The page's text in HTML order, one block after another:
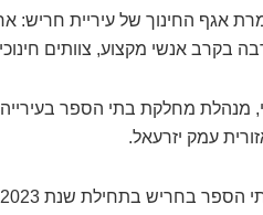
אגף החינוך של עיריית חריש:
בקרב אנשי מקצוע, צוותים
מנהלת מחלקת בתי הספר
עמק יזרעאל.